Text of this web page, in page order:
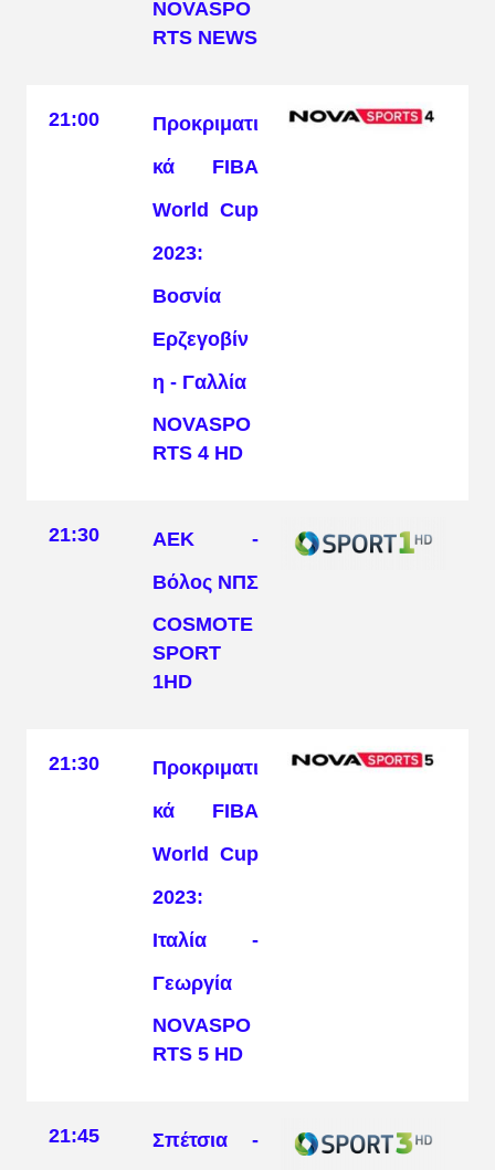
NOVASPO
RTS NEWS
21:00
Προκριματι
κά FIBA
World Cup
2023:
Βοσνία
Ερζεγοβίν
η - Γαλλία
NOVASPO
RTS 4 HD
21:30
ΑΕΚ -
Βόλος ΝΠΣ
COSMOTE
SPORT
1HD
21:30
Προκριματι
κά FIBA
World Cup
2023:
Ιταλία -
Γεωργία
NOVASPO
RTS 5 HD
21:45
Σπέτσια -